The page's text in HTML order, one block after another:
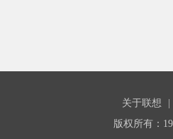
关于联想
版权所有：